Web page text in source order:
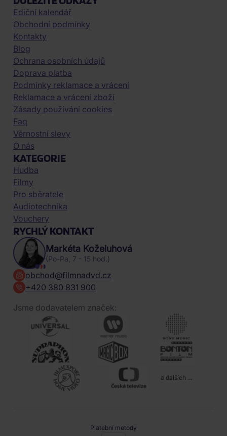
Ediční kalendář
Obchodní podmínky
Kontakty
Blog
Ochrana osobních údajů
Doprava platba
Podmínky reklamace a vrácení
Reklamace a vrácení zboží
Zásady používání cookies
Faq
Věrnostní slevy
O nás
KATEGORIE
Hudba
Filmy
Pro sběratele
Audiotechnika
Vouchery
RYCHLÝ KONTAKT
Markéta Koželuhová
(Po-Pa, 7 - 15 hod.)
obchod@filmnadvd.cz
+420 380 831 900
Jsme dodavatelem značek:
a dalších ...
Platební metody